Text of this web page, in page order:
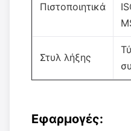
Πιστοποιητικά
Στυλ λήξης
Εφαρμογές: